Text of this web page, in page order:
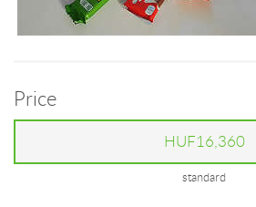
Price
HUF16,360
standard